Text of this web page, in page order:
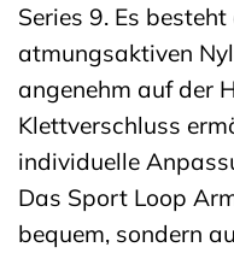
Series 9. Es
atmungsaktiven
angenehm auf der
Klettverschluss
individuelle
Das Sport Loop
bequem, sondern